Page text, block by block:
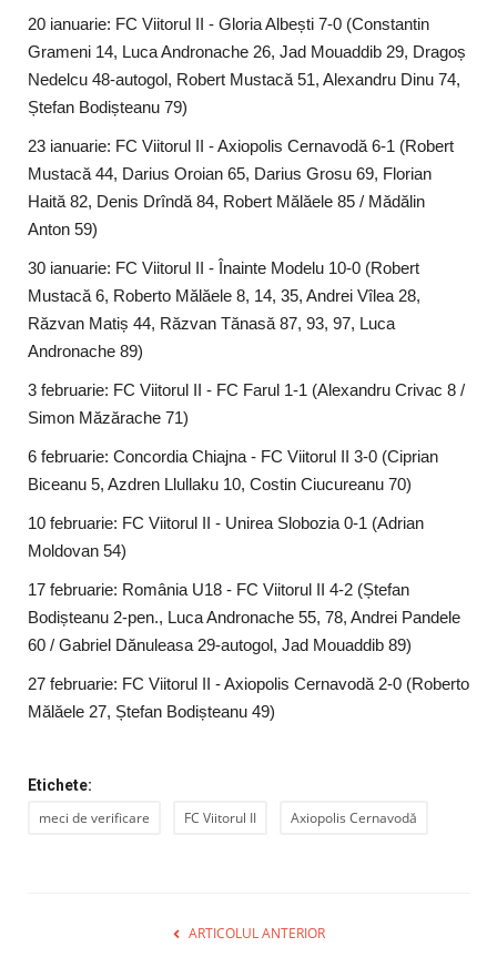
20 ianuarie: FC Viitorul II - Gloria Albești 7-0 (Constantin
Grameni 14, Luca Andronache 26, Jad Mouaddib 29, Dragoș
Nedelcu 48-autogol, Robert Mustacă 51, Alexandru Dinu 74,
Ștefan Bodișteanu 79)
23 ianuarie: FC Viitorul II - Axiopolis Cernavodă 6-1 (Robert
Mustacă 44, Darius Oroian 65, Darius Grosu 69, Florian
Haită 82, Denis Drîndă 84, Robert Mălăele 85 / Mădălin
Anton 59)
30 ianuarie: FC Viitorul II - Înainte Modelu 10-0 (Robert
Mustacă 6, Roberto Mălăele 8, 14, 35, Andrei Vîlea 28,
Răzvan Matiș 44, Răzvan Tănasă 87, 93, 97, Luca
Andronache 89)
3 februarie: FC Viitorul II - FC Farul 1-1 (Alexandru Crivac 8 /
Simon Măzărache 71)
6 februarie: Concordia Chiajna - FC Viitorul II 3-0 (Ciprian
Biceanu 5, Azdren Llullaku 10, Costin Ciucureanu 70)
10 februarie: FC Viitorul II - Unirea Slobozia 0-1 (Adrian
Moldovan 54)
17 februarie: România U18 - FC Viitorul II 4-2 (Ștefan
Bodișteanu 2-pen., Luca Andronache 55, 78, Andrei Pandele
60 / Gabriel Dănuleasa 29-autogol, Jad Mouaddib 89)
27 februarie: FC Viitorul II - Axiopolis Cernavodă 2-0 (Roberto
Mălăele 27, Ștefan Bodișteanu 49)
Etichete:
meci de verificare FC Viitorul II Axiopolis Cernavodă
ARTICOLUL ANTERIOR